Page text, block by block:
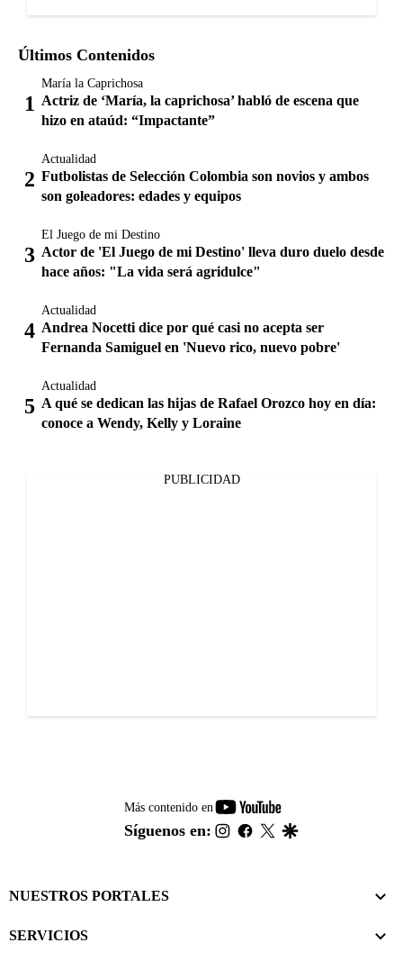
Últimos Contenidos
María la Caprichosa
Actriz de ‘María, la caprichosa’ habló de escena que
hizo en ataúd: “Impactante”
Actualidad
Futbolistas de Selección Colombia son novios y ambos
son goleadores: edades y equipos
El Juego de mi Destino
Actor de 'El Juego de mi Destino' lleva duro duelo desde
hace años: "La vida será agridulce"
Actualidad
Andrea Nocetti dice por qué casi no acepta ser
Fernanda Samiguel en 'Nuevo rico, nuevo pobre'
Actualidad
A qué se dedican las hijas de Rafael Orozco hoy en día:
conoce a Wendy, Kelly y Loraine
PUBLICIDAD
Más contenido en
youtube-
footer
Síguenos en: instagram
facebook
twitter
NUESTROS PORTALES
SERVICIOS